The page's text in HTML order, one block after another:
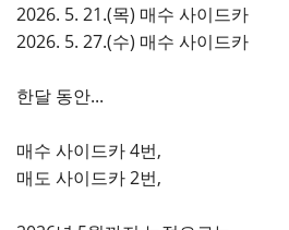
2026. 5. 21.(목) 매수 사이드카
2026. 5. 27.(수) 매수 사이드카
한달 동안...
매수 사이드카 4번,
매도 사이드카 2번,